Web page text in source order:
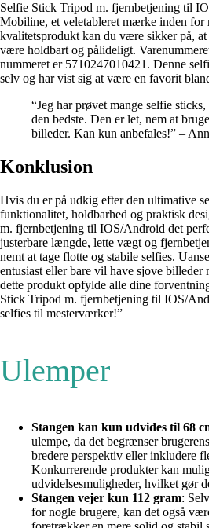
Selfie Stick Tripod m. fjernbetjening til
Mobiline, et veletableret mærke inden for
kvalitetsprodukt kan du være sikker på,
være holdbart og pålideligt.
nummeret er 5710247010421. Denne
selv og har vist sig at være en favorit
“Jeg har prøvet mange selfie
den bedste. Den er let, nem at
billeder. Kan kun anbefales!” –
Konklusion
Hvis du er på udkig efter den ultimative
funktionalitet, holdbarhed og praktisk
m. fjernbetjening til IOS/Android det
justerbare længde, lette vægt og
nemt at tage flotte og stabile selfies.
entusiast eller bare vil have sjove
dette produkt opfylde alle dine
Stick Tripod m. fjernbetjening til IOS/
selfies til mesterværker!”
Ulemper
Stangen kan kun udvides til 68
ulempe, da det begrænser
bredere perspektiv eller inkludere
Konkurrerende produkter kan
udvidelsesmuligheder, hvilket gør
Stangen vejer kun 112 gram:
for nogle brugere, kan det også